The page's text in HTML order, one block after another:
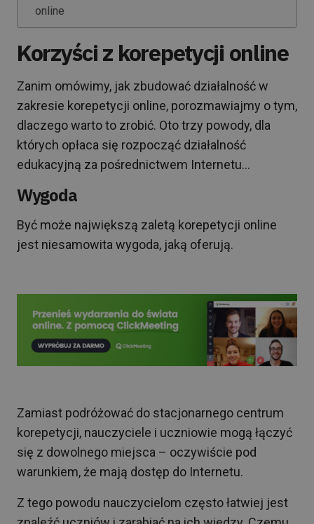
online
Korzyści z korepetycji online
Zanim omówimy, jak zbudować działalność w
zakresie korepetycji online, porozmawiajmy o tym,
dlaczego warto to zrobić. Oto trzy powody, dla
których opłaca się rozpocząć działalność
edukacyjną za pośrednictwem Internetu…
Wygoda
Być może największą zaletą korepetycji online
jest niesamowita wygoda, jaką oferują.
Zamiast podróżować do stacjonarnego centrum
korepetycji, nauczyciele i uczniowie mogą łączyć
się z dowolnego miejsca – oczywiście pod
warunkiem, że mają dostęp do Internetu.
Z tego powodu nauczycielom często łatwiej jest